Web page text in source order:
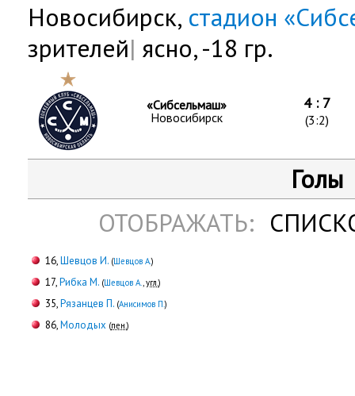
Новосибирск, стадион
зрителей| ясно, -18 гр.
«Сибсельмаш»
Новосибирск
4 : 7
(3:2)
Голы
ОТОБРАЖАТЬ:
16,Шевцов И. (Шевцов А.)
17,Рибка М. (Шевцов А.,угл.)
35,Рязанцев П. (Анисимов П.)
86,Молодых (пен.)